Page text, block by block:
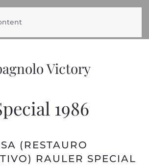
Victory
1986
(RESTAURO
RAULER SPECIAL